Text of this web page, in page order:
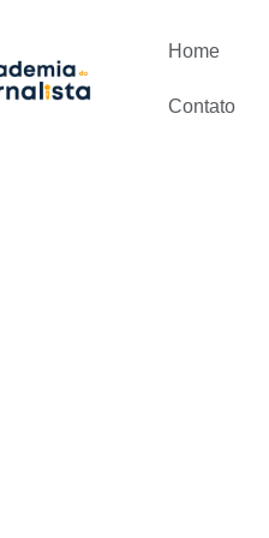
Home
Contato